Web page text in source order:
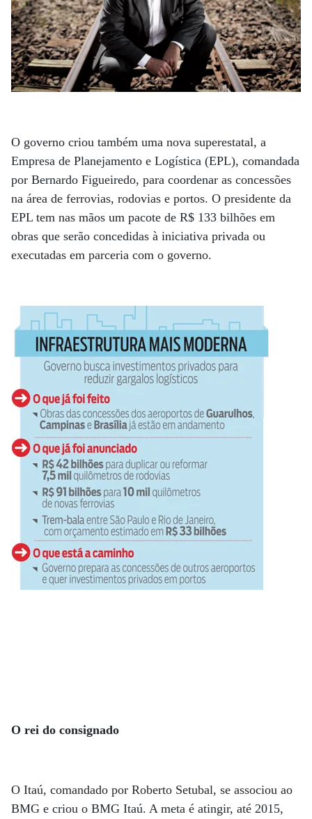
O governo criou também uma nova superestatal, a
Empresa de Planejamento e Logística (EPL), comandada
por Bernardo Figueiredo, para coordenar as concessões
na área de ferrovias, rodovias e portos. O presidente da
EPL tem nas mãos um pacote de R$ 133 bilhões em
obras que serão concedidas à iniciativa privada ou
executadas em parceria com o governo.
O rei do consignado
O Itaú, comandado por Roberto Setubal, se associou ao
BMG e criou o BMG Itaú. A meta é atingir, até 2015,